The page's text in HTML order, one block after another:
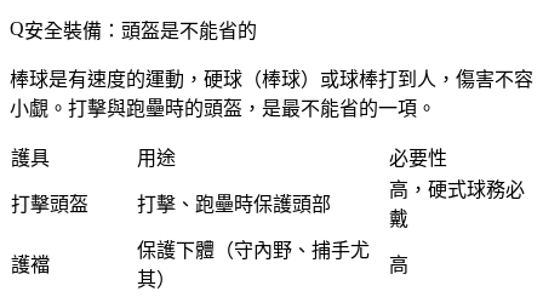
安全裝備：頭盔是不能省的
棒球是有速度的運動，硬球（棒球）或球棒打到人，傷害不容
小覷。打擊與跑壘時的頭盔，是最不能省的一項。
護具 用途 必要性
打擊頭盔 打擊、跑壘時保護頭部
高，硬式球務必
戴
護襠
保護下體（守內野、捕手尤
其）
高